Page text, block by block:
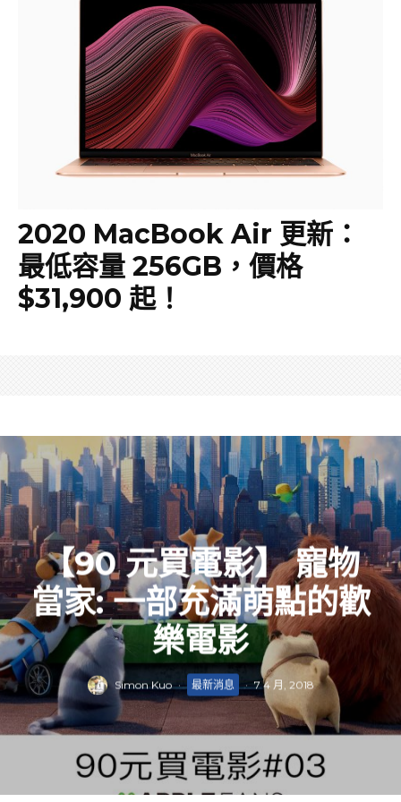
2020 MacBook Air 更新：
最低容量 256GB，價格
$31,900 起！
【90 元買電影】 寵物
當家: 一部充滿萌點的歡
樂電影
Simon Kuo · 最新消息 · 7 4 月, 2018